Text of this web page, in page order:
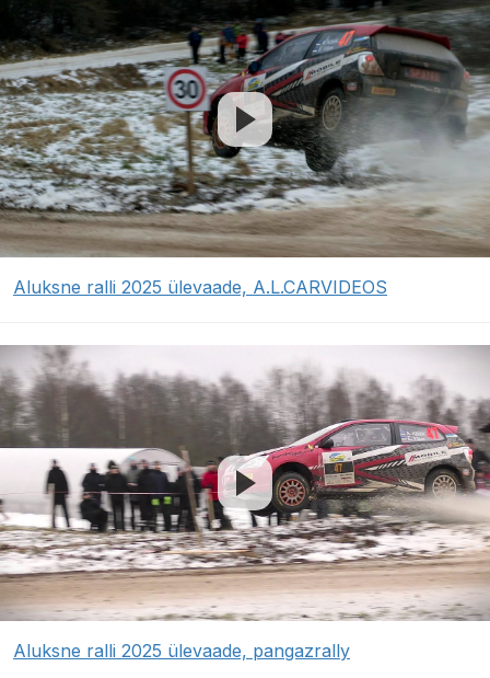
Aluksne ralli 2025 ülevaade, A.L.CARVIDEOS
Aluksne ralli 2025 ülevaade, pangazrally